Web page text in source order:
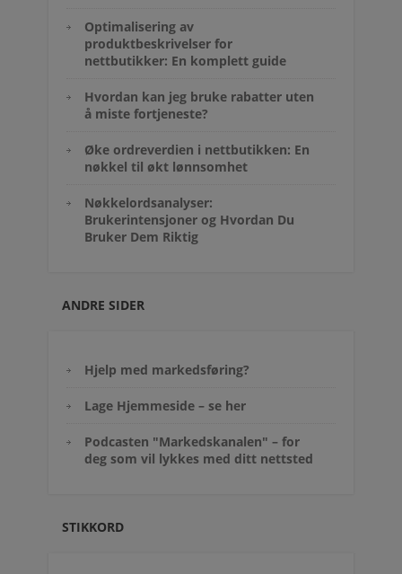
Optimalisering av
produktbeskrivelser for
nettbutikker: En komplett guide
Hvordan kan jeg bruke rabatter uten
å miste fortjeneste?
Øke ordreverdien i nettbutikken: En
nøkkel til økt lønnsomhet
Nøkkelordsanalyser:
Brukerintensjoner og Hvordan Du
Bruker Dem Riktig
ANDRE SIDER
Hjelp med markedsføring?
Lage Hjemmeside – se her
Podcasten "Markedskanalen" – for
deg som vil lykkes med ditt nettsted
STIKKORD